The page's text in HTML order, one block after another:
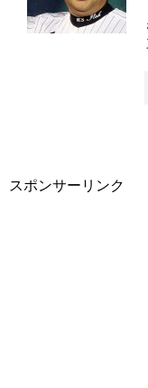
スポンサーリンク